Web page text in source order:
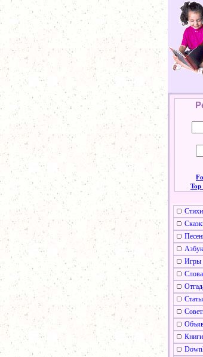
Top
Стихи
Игры
Книги